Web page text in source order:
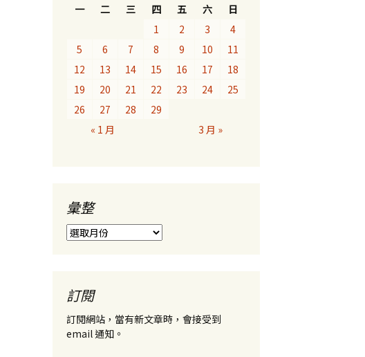
一
二 三 四 五 六
日
1
2 3
4
5
6 7 8 9 10
11
12
13 14 15 16 17
18
19
20 21 22 23 24
25
26
27 28
29
« 1 月
3 月 »
彙整
彙
整
訂閱
訂閱網站，當有新文章時，會接受到
email 通知。